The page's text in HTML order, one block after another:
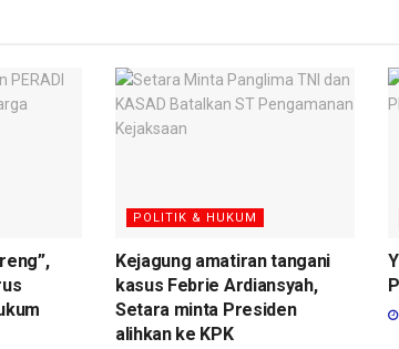
POLITIK & HUKUM
Kejagung amatiran tangani
kasus Febrie Ardiansyah,
Setara minta Presiden
alihkan ke KPK